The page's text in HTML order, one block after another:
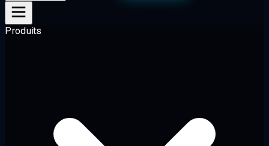
Produits